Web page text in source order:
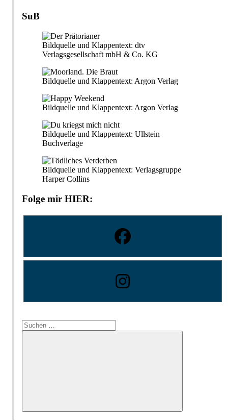
SuB
Bildquelle und Klappentext: dtv
Verlagsgesellschaft mbH & Co. KG
Bildquelle und Klappentext: Argon Verlag
Bildquelle und Klappentext: Argon Verlag
Bildquelle und Klappentext: Ullstein
Buchverlage
Bildquelle und Klappentext: Verlagsgruppe
Harper Collins
Folge mir HIER:
Suchen
nach:
Suchen